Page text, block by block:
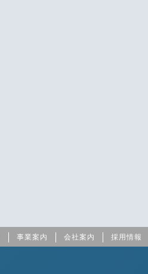
事業案内 会社案内 採用情報